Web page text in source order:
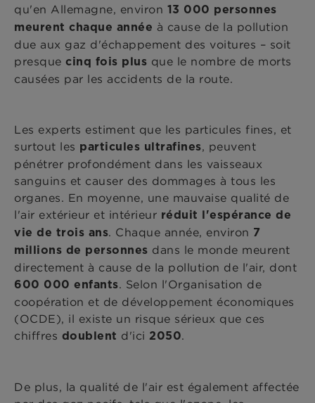
qu'en Allemagne, environ 13 000 personnes
meurent chaque année à cause de la pollution
due aux gaz d'échappement des voitures – soit
presque cinq fois plus que le nombre de morts
causées par les accidents de la route.
Les experts estiment que les particules fines, et
surtout les particules ultrafines, peuvent
pénétrer profondément dans les vaisseaux
sanguins et causer des dommages à tous les
organes. En moyenne, une mauvaise qualité de
l'air extérieur et intérieur réduit l'espérance de
vie de trois ans. Chaque année, environ 7
millions de personnes dans le monde meurent
directement à cause de la pollution de l'air, dont
600 000 enfants. Selon l'Organisation de
coopération et de développement économiques
(OCDE), il existe un risque sérieux que ces
chiffres doublent d'ici 2050.
De plus, la qualité de l'air est également affectée